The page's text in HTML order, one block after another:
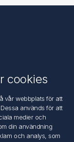
cookies
vår webbplats för att
används för att
medier och
din användning
och analys, som